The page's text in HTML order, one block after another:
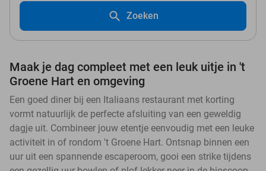
Zoeken
Maak je dag compleet met een leuk uitje in 't
Groene Hart en omgeving
Een goed diner bij een Italiaans restaurant met korting
vormt natuurlijk de perfecte afsluiting van een geweldig
dagje uit. Combineer jouw etentje eenvoudig met een leuke
activiteit in of rondom 't Groene Hart. Ontsnap binnen een
uur uit een spannende escaperoom, gooi een strike tijdens